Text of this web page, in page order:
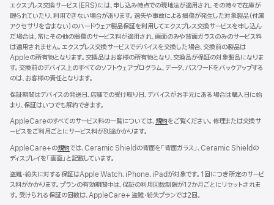
ウ
イ
ン
ド
ウ
で
開
き
ま
す）
エクスプレス交換サービス（ERS）には、申し込み時点での現地法が適用され、その時々で在庫が
限られていたり、利用できない場合があります。過失や事故による損傷が発生した対象製品（付属
アクセサリを含まない）のハードウェア製品保証を利用してエクスプレス交換サービスを申し込ん
だ場合は、常にその他の損傷のサービス料が適用され、画面のみや背面ガラスのみのサービス料
は適用されません。エクスプレス交換サービスでデバイスを交換した場合、交換前の製品は
Appleの所有物となります。交換品はお客様の所有物となり、交換品が保証の対象製品になりま
す。交換前のデバイス上のすべてのソフトウェアプログラム、データ、パスワードをバックアップする
のは、お客様の責任となります。
保証期間はデバイスの発送日、店舗での受け取り日、デバイスがお手元にある場合は購入日に始
まり、保証はいつでも解約できます。
AppleCareのすべてのサービス料の一覧については、規約（新
イ
ド
ウ
で
をご覧ください。修理または交換サ
ービスをご利用ごとにサービス料が別途かかります。
AppleCare+の規約（新
規
イ
ン
ド
では、Ceramic Shieldの背面を「背面ガラス」、Ceramic Shieldの
ディスプレイを「画面」と記載しています。
盗難・紛失に対する保証はApple Watch、iPhone、iPadが対象です。1回につき所定のサービ
ス料がかかります。プランの有効期間中は、保証の利用回数制限が12か月ごとにリセットされま
す。受けられる保証の回数は、AppleCare+ 盗難・紛失プランでは2回。